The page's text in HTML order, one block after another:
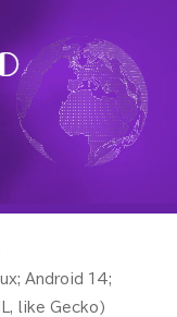
Android 14;
like Gecko)